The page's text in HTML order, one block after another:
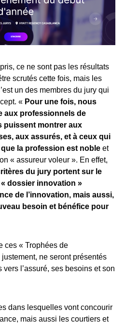
ce ne sont pas les résultats
scrutés cette fois, mais les
un des membres du jury qui
« Pour une fois, nous
aux professionnels de
puissent montrer aux
aux assurés, et à ceux qui
la profession est noble et
« assureur voleur ». En effet,
du jury portent sur le
dossier innovation »
de l’innovation, mais aussi,
besoin et bénéfice pour
ces « Trophées de
justement, ne seront présentés
l’assuré, ses besoins et son
dans lesquelles vont concourir
mais aussi les courtiers et